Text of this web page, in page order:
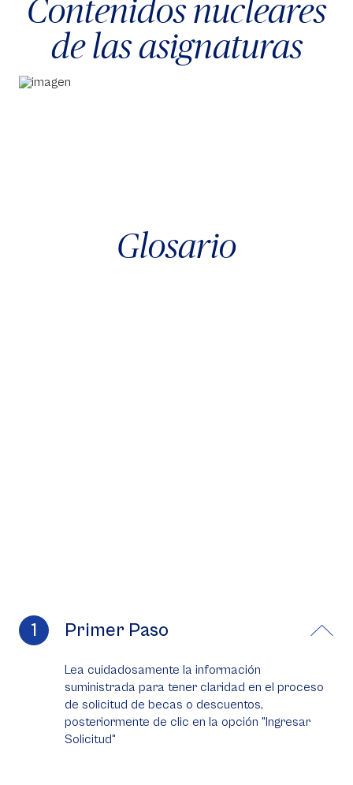
Contenidos nucleares
de las asignaturas
Glosario
Primer Paso
Lea cuidadosamente la información
suministrada para tener claridad en el proceso
de solicitud de becas o descuentos,
posteriormente de clic en la opción "Ingresar
Solicitud"